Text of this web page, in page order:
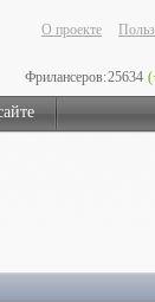
О проекте
Фрилансеров:25634